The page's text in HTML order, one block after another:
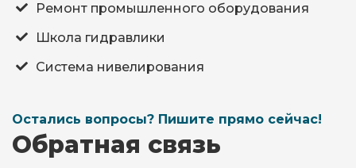
Ремонт промышленного оборудования
Школа гидравлики
Система нивелирования
Остались вопросы? Пишите прямо сейчас!
Обратная связь